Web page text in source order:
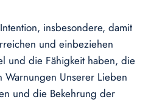
insbesondere, damit
und einbeziehen
und die Fähigkeit haben, die
Unserer Lieben
und die Bekehrung der